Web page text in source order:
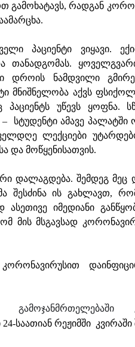
გამოხატავს, რადგან
პაციენტი ვიყავი.
ნამდვილი
მნიშნელობა აქვს
უწევს ყოფნა.
– სტუდენტი ამავე
ლექციები
და მოწყენისათვის.
დალაგდება. შემდეგ მეც
შესძინა ის გახლავთ,
ასეთივე იმედიანი
მის მსგავსად
24-საათიან რეჟიმში